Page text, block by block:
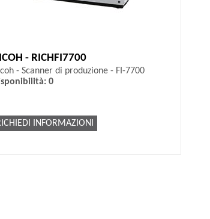
- RICHFI7700
- Scanner di produzione - FI-7700
0
INFORMAZIONI